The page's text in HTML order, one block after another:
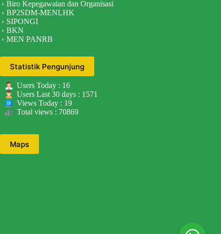
Biro Kepegawaian dan Organisasi
BP2SDM-MENLHK
SIPONGI
BKN
MEN PANRB
Statistik Pengunjung
Users Today : 16
Users Last 30 days : 1571
Views Today : 19
Total views : 70869
Maps